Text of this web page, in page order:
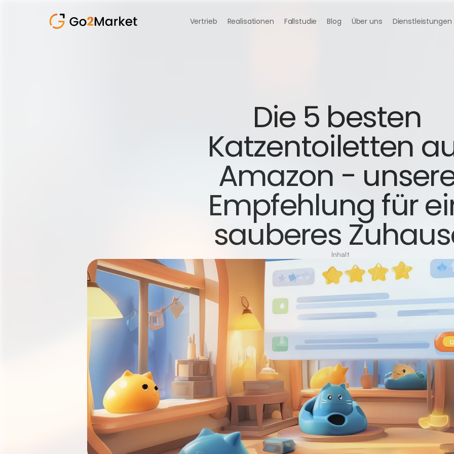
Vertrieb Realisationen Fallstudie Blog Über uns Dienstleistungen
Die 5 besten
Katzentoiletten
Amazon -
Empfehlung für
sauberesInhalt